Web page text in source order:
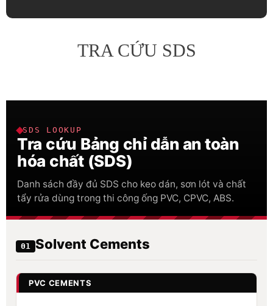
TRA CỨU SDS
SDS LOOKUP
Tra cứu Bảng chỉ dẫn an toàn
hóa chất (SDS)
Danh sách đầy đủ SDS cho keo dán, sơn lót và chất
tẩy rửa dùng trong thi công ống PVC, CPVC, ABS.
01 Solvent Cements
PVC CEMENTS